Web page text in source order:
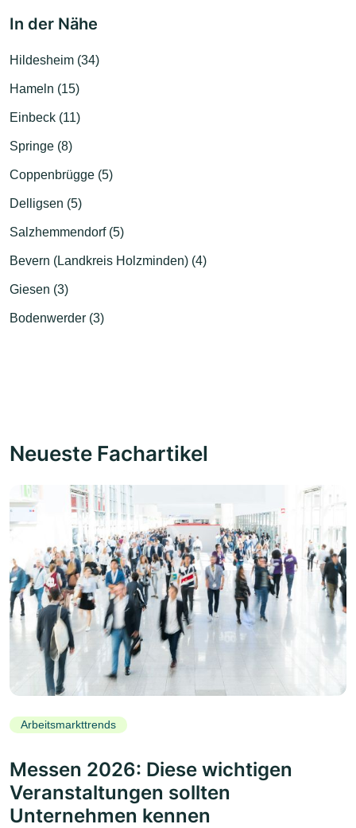
In der Nähe
Hildesheim (34)
Hameln (15)
Einbeck (11)
Springe (8)
Coppenbrügge (5)
Delligsen (5)
Salzhemmendorf (5)
Bevern (Landkreis Holzminden) (4)
Giesen (3)
Bodenwerder (3)
Neueste Fachartikel
Arbeitsmarkttrends
Messen 2026: Diese wichtigen
Veranstaltungen sollten
Unternehmen kennen